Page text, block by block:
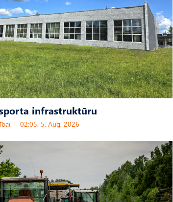
infrastruktūru
02:05, 5. Aug, 2026